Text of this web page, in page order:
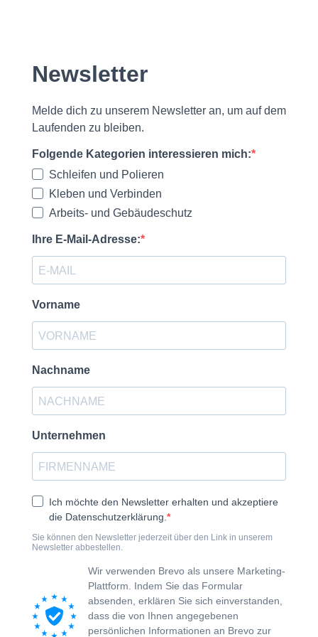
Newsletter
Melde dich zu unserem Newsletter an, um auf dem
Laufenden zu bleiben.
Folgende Kategorien interessieren mich:
Schleifen und Polieren
Kleben und Verbinden
Arbeits- und Gebäudeschutz
Ihre E-Mail-Adresse:
Vorname
Nachname
Unternehmen
Ich möchte den Newsletter erhalten und akzeptiere
die Datenschutzerklärung.
Sie können den Newsletter jederzeit über den Link in unserem
Newsletter abbestellen.
Wir verwenden Brevo als unsere Marketing-
Plattform. Indem Sie das Formular
absenden, erklären Sie sich einverstanden,
dass die von Ihnen angegebenen
persönlichen Informationen an Brevo zur